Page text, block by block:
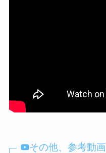
その他、参考動画